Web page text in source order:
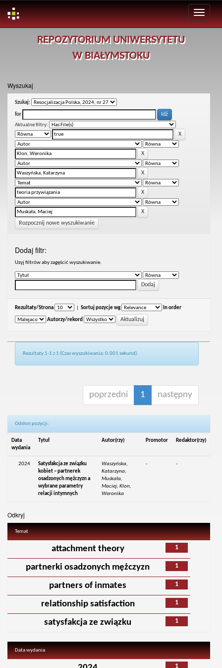
REPOZYTORIUM UNIWERSYTETU
W BIAŁYMSTOKU
Wyszukaj
Szukaj:
for
Aktualne filtry:
Rozpocznij nowe wyszukiwanie
Dodaj filtr:
Uzyj filtrów aby zagęścić wyszukiwanie.
Rezultaty/Strona Sortuj pozycje wg In order
Autorzy/rekord
Rezultaty 1-1 z 1 (Czas wyszukiwania: 0.001 sekund).
poprzedni 1 następny
Odsłon pozycji:
Data
wydania
Tytuł Autor(rzy) Promotor Redaktor(rzy)
2024
Satysfakcja ze związku
kobiet – partnerek
osadzonych mężczyzn a
wybrane parametry
relacji intymnych
Waszyńska,
Katarzyna;
Muskała,
Maciej; Klon,
Weronika
- -
Odkryj
Temat
1
attachment theory
1
partnerki osadzonych mężczyzn
1
partners of inmates
1
relationship satisfaction
1
satysfakcja ze związku
Data wydania
1